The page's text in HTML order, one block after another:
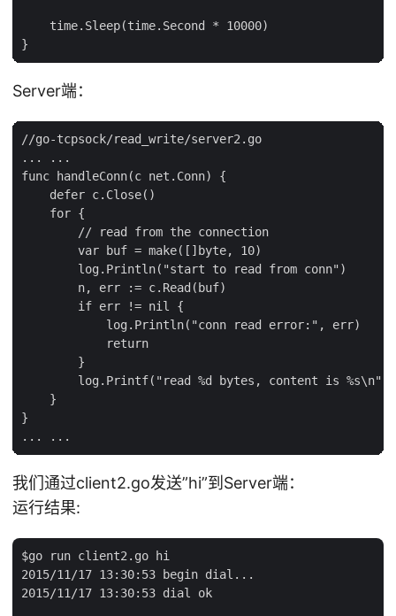
    time.Sleep(time.Second * 10000)
Server端：
//go-tcpsock/read_write/server2.go
... ...
func handleConn(c net.Conn) {
    defer c.Close()
    for {
        // read from the connection
        var buf = make([]byte, 10)
        log.Println("start to read from conn")
        n, err := c.Read(buf)
        if err != nil {
            log.Println("conn read error:", err)
            return
        }
log.Printf("read %d bytes, content is %s\n",
    }
}
我们通过client2.go发送”hi”到Server端：
运行结果:
$go run client2.go hi
2015/11/17 13:30:53 begin dial...
2015/11/17 13:30:53 dial ok